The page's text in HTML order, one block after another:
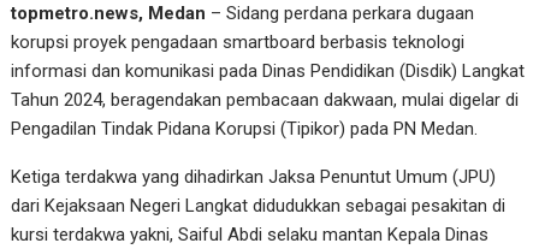
topmetro.news, Medan – Sidang perdana perkara dugaan
korupsi proyek pengadaan smartboard berbasis teknologi
informasi dan komunikasi pada Dinas Pendidikan (Disdik) Langkat
Tahun 2024, beragendakan pembacaan dakwaan, mulai digelar di
Pengadilan Tindak Pidana Korupsi (Tipikor) pada PN Medan.
Ketiga terdakwa yang dihadirkan Jaksa Penuntut Umum (JPU)
dari Kejaksaan Negeri Langkat didudukkan sebagai pesakitan di
kursi terdakwa yakni, Saiful Abdi selaku mantan Kepala Dinas